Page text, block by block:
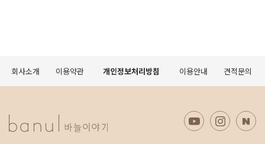
회사소개 이용약관 개인정보처리방침 이용안내 견적문의